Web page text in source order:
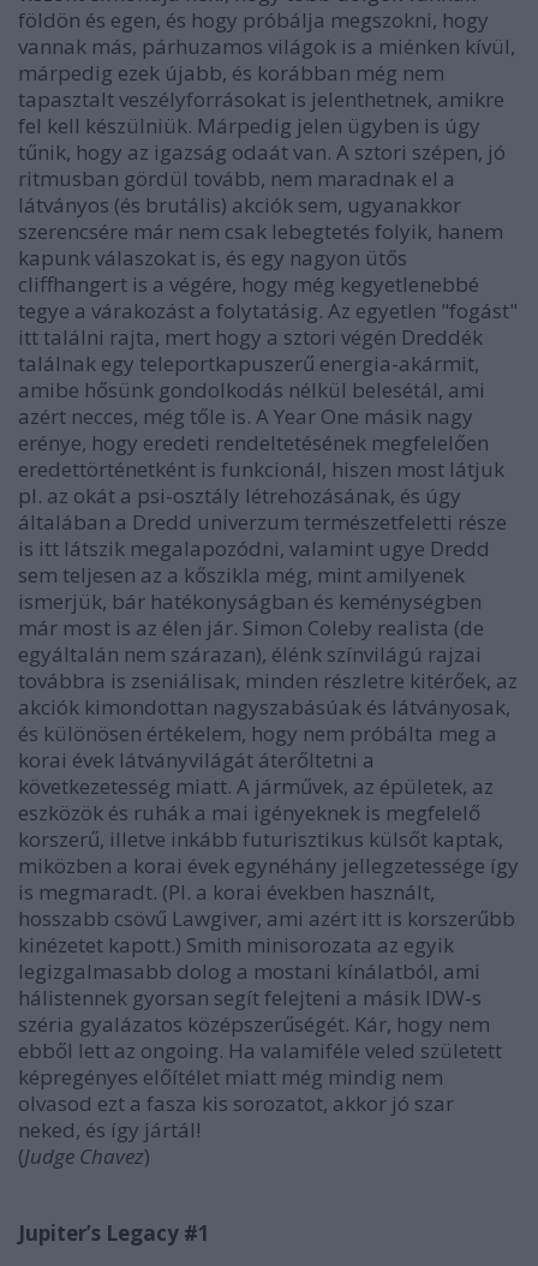
földön és egen, és hogy próbálja megszokni, hogy
vannak más, párhuzamos világok is a miénken kívül,
márpedig ezek újabb, és korábban még nem
tapasztalt veszélyforrásokat is jelenthetnek, amikre
fel kell készülniük. Márpedig jelen ügyben is úgy
tűnik, hogy az igazság odaát van. A sztori szépen, jó
ritmusban gördül tovább, nem maradnak el a
látványos (és brutális) akciók sem, ugyanakkor
szerencsére már nem csak lebegtetés folyik, hanem
kapunk válaszokat is, és egy nagyon ütős
cliffhangert is a végére, hogy még kegyetlenebbé
tegye a várakozást a folytatásig. Az egyetlen "fogást"
itt találni rajta, mert hogy a sztori végén Dreddék
találnak egy teleportkapuszerű energia-akármit,
amibe hősünk gondolkodás nélkül belesétál, ami
azért necces, még tőle is. A Year One másik nagy
erénye, hogy eredeti rendeltetésének megfelelően
eredettörténetként is funkcionál, hiszen most látjuk
pl. az okát a psi-osztály létrehozásának, és úgy
általában a Dredd univerzum természetfeletti része
is itt látszik megalapozódni, valamint ugye Dredd
sem teljesen az a kőszikla még, mint amilyenek
ismerjük, bár hatékonyságban és keménységben
már most is az élen jár. Simon Coleby realista (de
egyáltalán nem szárazan), élénk színvilágú rajzai
továbbra is zseniálisak, minden részletre kitérőek, az
akciók kimondottan nagyszabásúak és látványosak,
és különösen értékelem, hogy nem próbálta meg a
korai évek látványvilágát áterőltetni a
következetesség miatt. A járművek, az épületek, az
eszközök és ruhák a mai igényeknek is megfelelő
korszerű, illetve inkább futurisztikus külsőt kaptak,
miközben a korai évek egynéhány jellegzetessége így
is megmaradt. (Pl. a korai években használt,
hosszabb csövű Lawgiver, ami azért itt is korszerűbb
kinézetet kapott.) Smith minisorozata az egyik
legizgalmasabb dolog a mostani kínálatból, ami
hálistennek gyorsan segít felejteni a másik IDW-s
széria gyalázatos középszerűségét. Kár, hogy nem
ebből lett az ongoing. Ha valamiféle veled született
képregényes előítélet miatt még mindig nem
olvasod ezt a fasza kis sorozatot, akkor jó szar
neked, és így jártál!
(Judge Chavez)
Jupiter’s Legacy #1